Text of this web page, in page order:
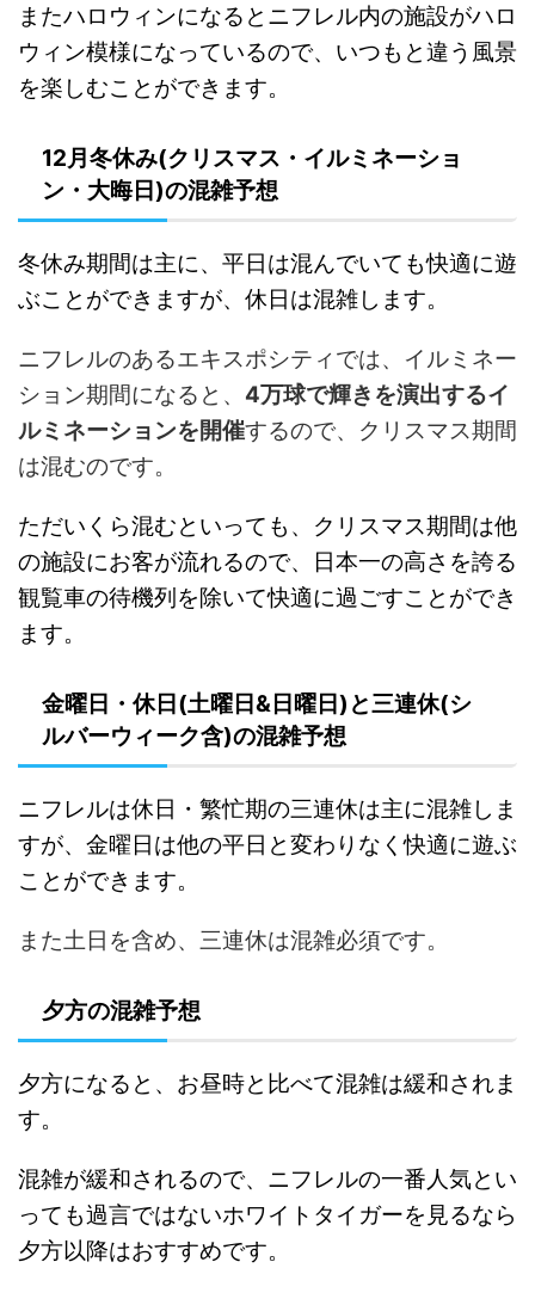
またハロウィンになるとニフレル内の施設がハロ
ウィン模様になっているので、いつもと違う風景
を楽しむことができます。
12月冬休み(クリスマス・イルミネーショ
ン・大晦日)の混雑予想
冬休み期間は主に、平日は混んでいても快適に遊
ぶことができますが、休日は混雑します。
ニフレルのあるエキスポシティでは、イルミネー
ション期間になると、 4万球で輝きを演出するイ
ルミネーションを開催するので、クリスマス期間
は混むのです。
ただいくら混むといっても、クリスマス期間は他
の施設にお客が流れるので、日本一の高さを誇る
観覧車の待機列を除いて快適に過ごすことができ
ます。
金曜日・休日(土曜日&日曜日)と三連休(シ
ルバーウィーク含)の混雑予想
ニフレルは休日・繁忙期の三連休は主に混雑しま
すが、金曜日は他の平日と変わりなく快適に遊ぶ
ことができます。
また土日を含め、三連休は混雑必須です。
夕方の混雑予想
夕方になると、お昼時と比べて混雑は緩和されま
す。
混雑が緩和されるので、ニフレルの一番人気とい
っても過言ではないホワイトタイガーを見るなら
夕方以降はおすすめです。